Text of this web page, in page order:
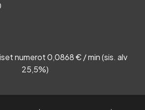
numerot 0,0868 € / min (sis. alv
25,5%)